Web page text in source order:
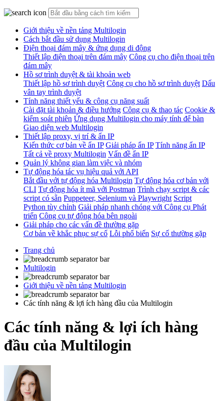
Giới thiệu về nền tảng Multilogin
Cách bắt đầu sử dụng Multilogin
Điện thoại đám mây & ứng dụng di động
Thiết lập điện thoại trên đám mây Công cụ cho điện thoại trên
đám mây
Hồ sơ trình duyệt & tài khoản web
Thiết lập hồ sơ trình duyệt Công cụ cho hồ sơ trình duyệt Dấu
vân tay trình duyệt
Tính năng thiết yếu & công cụ năng suất
Cài đặt tài khoản & điều hướng Công cụ & thao tác Cookie &
kiểm soát phiên Ứng dụng Multilogin cho máy tính để bàn
Giao diện web Multilogin
Thiết lập proxy, vị trí & ẩn IP
Kiến thức cơ bản về ẩn IP Giải pháp ẩn IP Tính năng ẩn IP
Tất cả về proxy Multilogin Vấn đề ẩn IP
Quản lý không gian làm việc và nhóm
Tự động hóa tác vụ hiệu quả với API
Bắt đầu với tự động hóa Multilogin Tự động hóa cơ bản với
CLI Tự động hóa ít mã với Postman Trình chạy script & các
script có sẵn Puppeteer, Selenium và Playwright Script
Python tùy chỉnh Giải pháp nhanh chóng với Công cụ Phát
triển Công cụ tự động hóa bên ngoài
Giải pháp cho các vấn đề thường gặp
Cơ bản về khắc phục sự cố Lỗi phổ biến Sự cố thường gặp
Trang chủ
Multilogin
Giới thiệu về nền tảng Multilogin
Các tính năng & lợi ích hàng đầu của Multilogin
Các tính năng & lợi ích hàng
đầu của Multilogin